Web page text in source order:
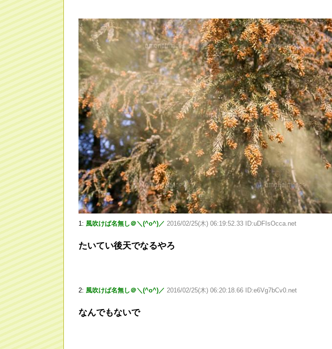
1: 風吹けば名無し＠＼(^o^)／ 2016/02/25(木) 06:19:52.33 ID:uDFIsOcca.net
たいてい後天でなるやろ
2: 風吹けば名無し＠＼(^o^)／ 2016/02/25(木) 06:20:18.66 ID:e6Vg7bCv0.net
なんでもないで